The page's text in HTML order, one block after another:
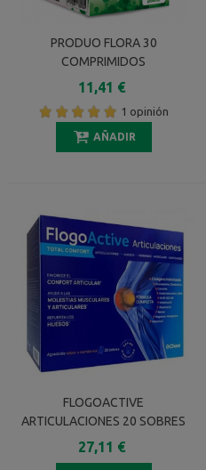
PRODUO FLORA 30
COMPRIMIDOS
11,41 €
1 opinión
AÑADIR
FLOGOACTIVE
ARTICULACIONES 20 SOBRES
8,8 G SABOR MANDARINA
27,11 €